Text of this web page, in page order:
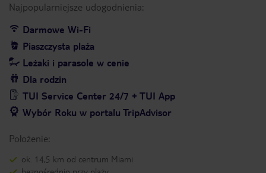
Najpopularniejsze udogodnienia:
Darmowe Wi-Fi
Piaszczysta plaża
Leżaki i parasole w cenie
Dla rodzin
TUI Service Center 24/7 + TUI App
Wybór Roku w portalu TripAdvisor
Położenie:
ok. 14,5 km od centrum Miami